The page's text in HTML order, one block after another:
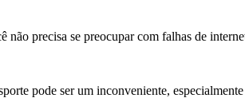
não precisa se preocupar com falhas de
pode ser um inconveniente,